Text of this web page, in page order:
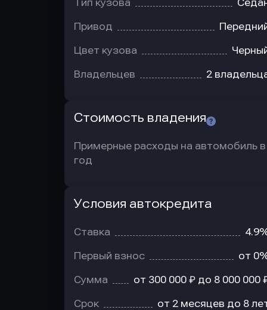
Тип кузова
Привод
Цвет кузова
Владельцев 2
Стоимость владения
Примерные расходы на автомобиль в
год
Условия автокредита
Ставка
Первый взнос от
Сумма от 300 000 ₽ до 8 000 000
Срок от 2 месяцев до 8